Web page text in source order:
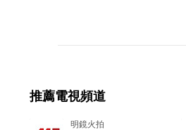
n
推薦電視頻道